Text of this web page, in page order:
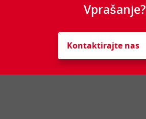
Vprašanje?
Kontaktirajte nas